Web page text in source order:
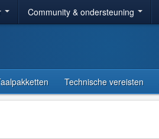
Community & ondersteuning
Technische vereisten